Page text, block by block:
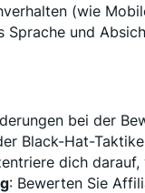
(wie
Sprache und
bei der
Black-Hat-
dich
: Bewerten Sie